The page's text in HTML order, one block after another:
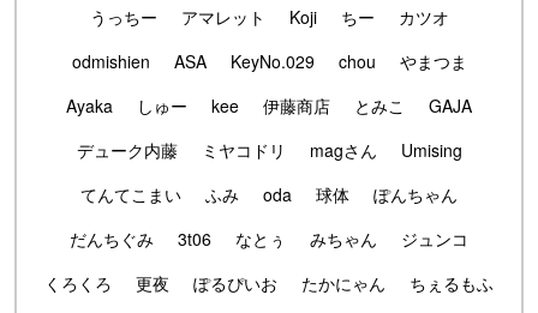
うっちー アマレット Koji ちー
カツオ
odmishien
ASA KeyNo.029 chou
やまつま
Ayaka
しゅー kee 伊藤商店 とみこ
GAJA
デューク内藤
ミヤコドリ magさん
Umising
てんてこまい
ふみ oda 球体
ぽんちゃん
だんちぐみ
3t06 なとぅ みちゃん
ジュンコ
くろくろ
更夜 ぽるぴいお たかにゃん
ちぇるもふ